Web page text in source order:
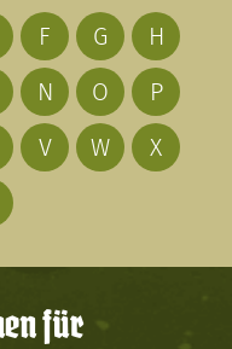
F G
H
N O
P
V W
X
für